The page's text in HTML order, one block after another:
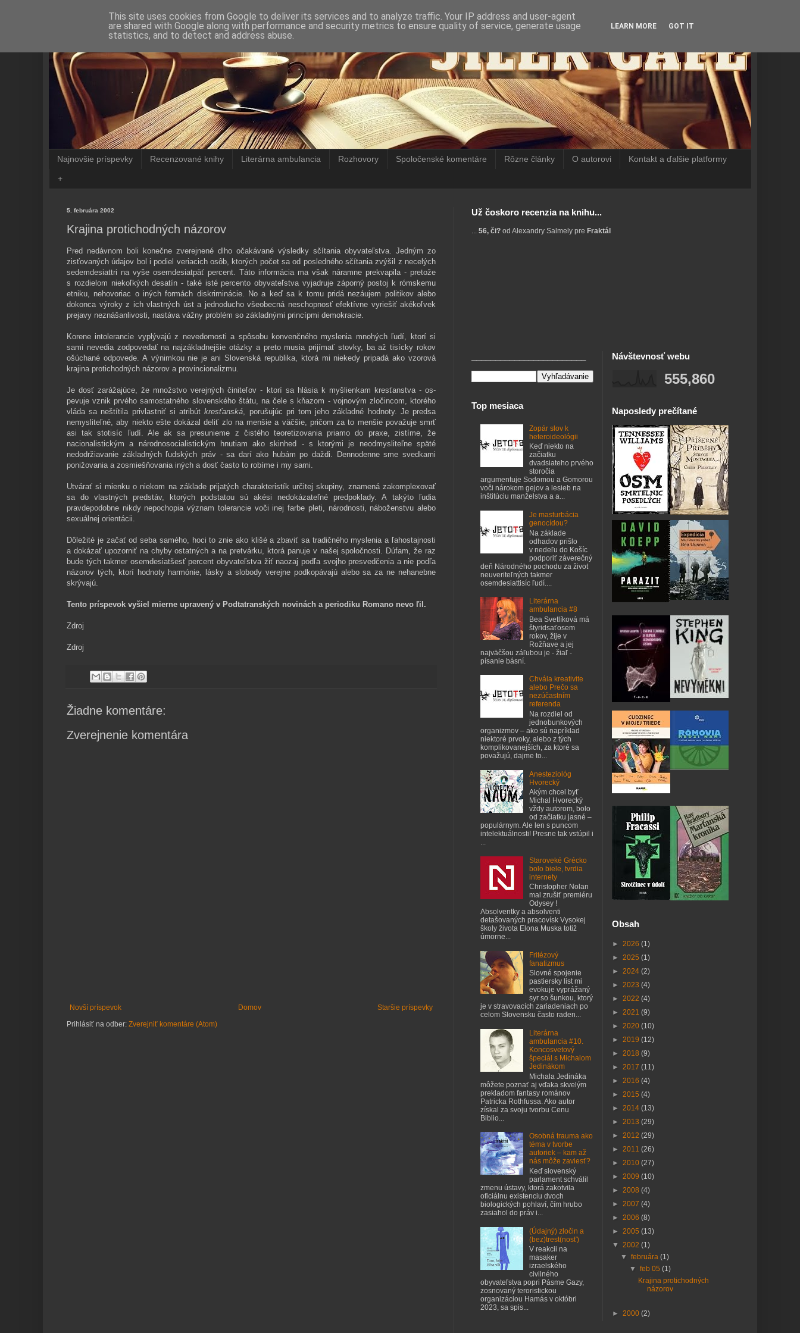
Najnovšie príspevky Recenzované knihy Literárna ambulancia Rozhovory Spoločenské komentáre Rôzne články O autorovi Kontakt a ďalšie platformy
+
5. februára 2002
Krajina protichodných názorov
Pred nedávnom boli konečne zverejnené dlho očakávané výsledky sčítania obyvateľstva. Jedným zo
zisťovaných údajov bol i podiel veriacich osôb, ktorých počet sa od posledného sčítania zvýšil z necelých
sedemdesiattri na vyše osemdesiatpäť percent. Táto informácia ma však náramne prekva­pila - pretože
s rozdielom niekoľkých desatín - také isté percento obyvateľstva vyjadruje záporný postoj k rómskemu
etniku, nehovoriac o iných formách diskriminácie. No a keď sa k tomu pridá nezá­ujem politikov alebo
dokonca výroky z ich vlastných úst a jednoducho všeobecná neschopnosť efek­tívne vyriešiť akékoľvek
prejavy neznášanlivosti, nastáva vážny problém so základnými princípmi de­mokracie.
Korene intolerancie vyplývajú z nevedomosti a spôsobu konvenčného myslenia mnohých ľudí, ktorí si
sami nevedia zodpovedať na najzákladnejšie otázky a preto musia prijímať stovky, ba až tisícky ro­kov
ošúchané odpovede. A výnimkou nie je ani Slovenská republika, ktorá mi niekedy pripadá ako vzorová
krajina protichodných názorov a provincionalizmu.
Je dosť zarážajúce, že množstvo verejných činiteľov - ktorí sa hlásia k myšlienkam kresťanstva - os­
pevuje vznik prvého samostatného slovenského štátu, na čele s kňazom - vojnovým zločincom, kto­rého
vláda sa neštítila privlastniť si atribútkresťanská , porušujúc pri tom jeho základné hodnoty. Je predsa
nemysliteľné, aby niekto ešte dokázal deliť zlo na menšie a väčšie, pričom za to menšie pova­žuje smrť
asi tak stotisíc ľudí. Ale ak sa presunieme z čistého teoretizovania priamo do praxe, zistíme, že
nacionalistickým a národnosocialistickým hnutiam ako skinhed - s ktorými je neodmysliteľne späté
nedodržiavanie základných ľudských práv - sa darí ako hubám po daždi. Dennodenne sme svedkami
ponižovania a zosmiešňovania iných a dosť často to robíme i my sami.
Utvárať si mienku o niekom na základe prijatých charakteristík určitej skupiny, znamená zakomple­xovať
sa do vlastných predstáv, ktorých podstatou sú akési nedokázateľné predpoklady. A takýto ľu­dia
pravdepodobne nikdy nepochopia význam tolerancie voči inej farbe pleti, národnosti, náboženstvu alebo
sexuálnej orientácii.
Dôležité je začať od seba samého, hoci to znie ako klišé a zbaviť sa tradičného myslenia a ľahostajnosti
a dokázať upozorniť na chyby ostatných a na pretvárku, ktorá panuje v našej spoloč­nosti. Dúfam, že raz
bude tých takmer osemdesiatšesť percent obyvateľstva žiť naozaj podľa svojho presvedčenia a nie podľa
názorov tých, ktorí hodnoty harmónie, lásky a slobody verejne podkopávajú alebo sa za ne nehanebne
skrývajú.
Tento príspevok vyšiel mierne upravený v Podtatranských novinách a periodiku Romano nevo ľil.
Zdroj
Zdroj
Žiadne komentáre:
Zverejnenie komentára
Novší príspevok Staršie príspevky
Domov
Prihlásiť na odber: Zverejniť komentáre (Atom)
Už čoskoro recenzia na knihu...
56, či? od Alexandry Salmely pre Fraktál
Top mesiaca
Zopár slov k
heteroideológii
Keď niekto na
začiatku
dvadsiateho prvého
storočia
argumentuje Sodomou a Gomorou
voči nárokom gejov a lesieb na
inštitúciu manželstva a a...
Je masturbácia
genocídou?
Na základe
odhadov prišlo
v nedeľu do Košíc
podporiť záverečný
deň Národného pochodu za život
neuveriteľných takmer
osemdesiattisíc ľudí....
Literárna
ambulancia #8
Bea Svetlíková má
štyridsaťosem
rokov, žije v
Rožňave a jej
najväčšou záľubou je - žiaľ -
písanie básní.
Chvála kreativite
alebo Prečo sa
nezúčastním
referenda
Na rozdiel od
jednobunkových
organizmov – ako sú napríklad
niektoré prvoky, alebo z tých
komplikovanejších, za ktoré sa
považujú, dajme to...
Anesteziológ
Hvorecký
Akým chcel byť
Michal Hvorecký
vždy autorom, bolo
od začiatku jasné –
populárnym. Ale len s puncom
intelektuálnosti! Presne tak vstúpil i
...
Staroveké Grécko
bolo biele, tvrdia
internety
Christopher Nolan
mal zrušiť premiéru
Odysey !
Absolventky a absolventi
detašovaných pracovísk Vysokej
školy života Elona Muska totiž
úmorne...
Fritézový
fanatizmus
Slovné spojenie
pastiersky list mi
evokuje vyprážaný
syr so šunkou, ktorý
je v stravovacích zariadeniach po
celom Slovensku často raden...
Literárna
ambulancia #10.
Koncosvetový
špeciál s Michalom
Jedinákom
Michala Jedináka
môžete poznať aj vďaka skvelým
prekladom fantasy románov
Patricka Rothfussa. Ako autor
získal za svoju tvorbu Cenu
Biblio...
Osobná trauma ako
téma v tvorbe
autoriek – kam až
nás môže zaviesť?
Keď slovenský
parlament schválil
zmenu ústavy, ktorá zakotvila
oficiálnu existenciu dvoch
biologických pohlaví, čím hrubo
zasiahol do práv i...
(Údajný) zločin a
(bez)trest(nosť)
V reakcii na
masaker
izraelského
civilného
obyvateľstva popri Pásme Gazy,
zosnovaný teroristickou
organizáciou Hamás v októbri
2023, sa spis...
Návštevnosť webu
555,860
Naposledy prečítané
Obsah
► 2026 (1)
► 2025 (1)
► 2024 (2)
► 2023 (4)
► 2022 (4)
► 2021 (9)
► 2020 (10)
► 2019 (12)
► 2018 (9)
► 2017 (11)
► 2016 (4)
► 2015 (4)
► 2014 (13)
► 2013 (29)
► 2012 (29)
► 2011 (26)
► 2010 (27)
► 2009 (10)
► 2008 (4)
► 2007 (4)
► 2006 (8)
► 2005 (13)
▼ 2002 (1)
▼februára(1)
▼ feb 05 (1)
Krajina protichodných
názorov
► 2000 (2)
This site uses cookies from Google to deliver its services and to analyze traffic. Your IP address and user-agent
are shared with Google along with performance and security metrics to ensure quality of service, generate usage
statistics, and to detect and address abuse.
LEARN MORE GOT IT